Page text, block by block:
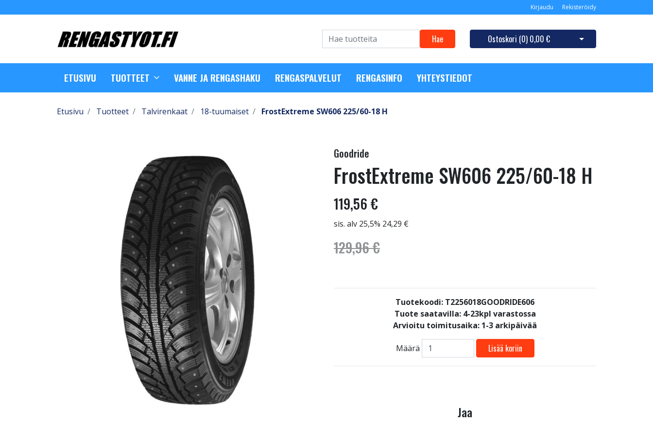
Kirjaudu Rekisteröidy
Hae Ostoskori (0) 0,00 € Avaa ostoskori
ETUSIVU TUOTTEET VANNE JA RENGASHAKU RENGASPALVELUT RENGASINFO YHTEYSTIEDOT
Etusivu Tuotteet Talvirenkaat 18-tuumaiset FrostExtreme SW606 225/60-18 H
Goodride
FrostExtreme SW606 225/60-18 H
119,56 €
sis. alv 25,5% 24,29 €
129,96 €
Tuotekoodi: T2256018GOODRIDE606
Tuote saatavilla: 4-23kpl varastossa
Arvioitu toimitusaika: 1-3 arkipäivää
Määrä Lisää koriin
Jaa